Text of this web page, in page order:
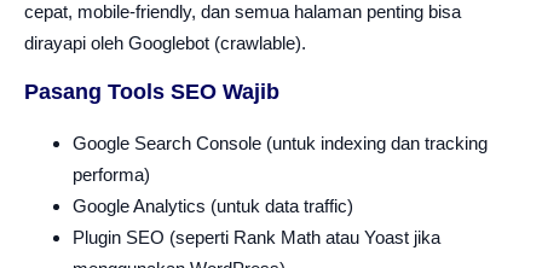
cepat, mobile-friendly, dan semua halaman penting bisa
dirayapi oleh Googlebot (crawlable).
Pasang Tools SEO Wajib
Google Search Console (untuk indexing dan tracking
performa)
Google Analytics (untuk data traffic)
Plugin SEO (seperti Rank Math atau Yoast jika